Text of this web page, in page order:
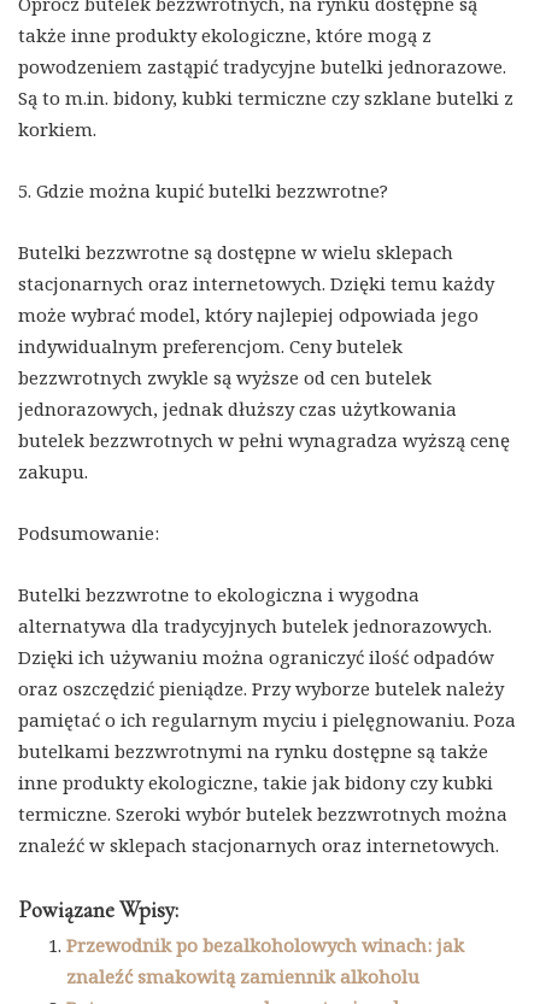
także inne produkty ekologiczne, które mogą z
powodzeniem zastąpić tradycyjne butelki jednorazowe.
Są to m.in. bidony, kubki termiczne czy szklane butelki z
korkiem.
5. Gdzie można kupić butelki bezzwrotne?
Butelki bezzwrotne są dostępne w wielu sklepach
stacjonarnych oraz internetowych. Dzięki temu każdy
może wybrać model, który najlepiej odpowiada jego
indywidualnym preferencjom. Ceny butelek
bezzwrotnych zwykle są wyższe od cen butelek
jednorazowych, jednak dłuższy czas użytkowania
butelek bezzwrotnych w pełni wynagradza wyższą cenę
zakupu.
Podsumowanie:
Butelki bezzwrotne to ekologiczna i wygodna
alternatywa dla tradycyjnych butelek jednorazowych.
Dzięki ich używaniu można ograniczyć ilość odpadów
oraz oszczędzić pieniądze. Przy wyborze butelek należy
pamiętać o ich regularnym myciu i pielęgnowaniu. Poza
butelkami bezzwrotnymi na rynku dostępne są także
inne produkty ekologiczne, takie jak bidony czy kubki
termiczne. Szeroki wybór butelek bezzwrotnych można
znaleźć w sklepach stacjonarnych oraz internetowych.
Powiązane Wpisy:
Przewodnik po bezalkoholowych winach: jak
znaleźć smakowitą zamiennik alkoholu